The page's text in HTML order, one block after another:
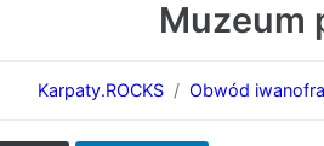
Muzeum
Karpaty.ROCKS Obwód